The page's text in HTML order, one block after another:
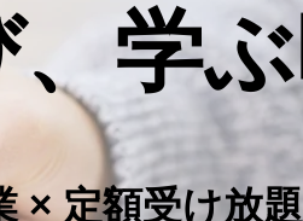
学ぶ
× 定額受け放題